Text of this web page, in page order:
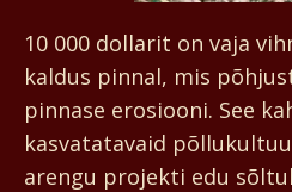
10 000 dollarit on vaja
kaldus pinnal, mis
pinnase erosiooni. See
kasvatatavaid
arengu projekti edu